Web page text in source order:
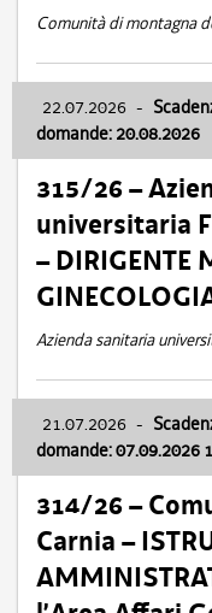
Comunità di montagna
22.07.2026 -
domande: 20.08.2026
315/26 –
universitaria
– DIRIGENTE
Azienda sanitaria
21.07.2026 -
domande: 07.09.2026
314/26 –
Carnia –